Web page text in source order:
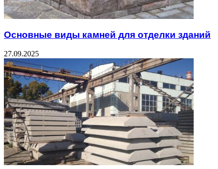
Основные виды камней для отделки зданий
27.09.2025